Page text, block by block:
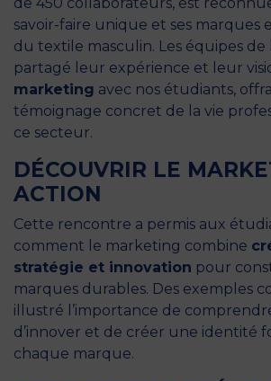
savoir-faire unique et ses marques
du textile masculin. Les équipes de
partagé leur expérience et leur
marketing avec nos étudiants,
témoignage concret de la vie
ce secteur.
DÉCOUVRIR LE
ACTION
Cette rencontre a permis aux
comment le marketing combine
stratégie et innovation pour
marques durables. Des exemples
illustré l’importance de
d’innover et de créer une identité
chaque marque.